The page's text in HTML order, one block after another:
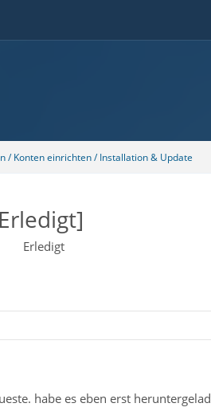
/ Konten einrichten / Installation & Update
Erledigt
habe es eben erst